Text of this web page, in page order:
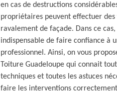
en cas de destructions
propriétaires peuvent effectuer des
ravalement de façade. Dans ce
indispensable de faire confiance à
professionnel. Ainsi, on vous
Toiture Guadeloupe qui connait
techniques et toutes les astuces
faire les interventions